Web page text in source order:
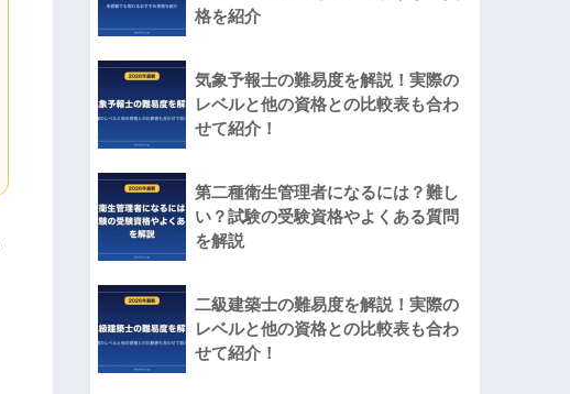
格を紹介
気象予報士の難易度を解説！実際の
レベルと他の資格との比較表も合わ
せて紹介！
第二種衛生管理者になるには？難し
い？試験の受験資格やよくある質問
を解説
二級建築士の難易度を解説！実際の
レベルと他の資格との比較表も合わ
せて紹介！